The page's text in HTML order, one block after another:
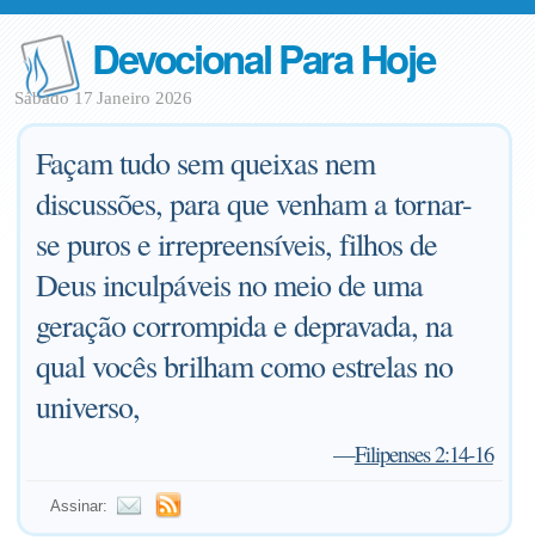
Devocional Para Hoje
Sábado 17 Janeiro 2026
Façam tudo sem queixas nem
discussões, para que venham a tornar-
se puros e irrepreensíveis, filhos de
Deus inculpáveis no meio de uma
geração corrompida e depravada, na
qual vocês brilham como estrelas no
universo,
—Filipenses 2:14-16
Assinar: